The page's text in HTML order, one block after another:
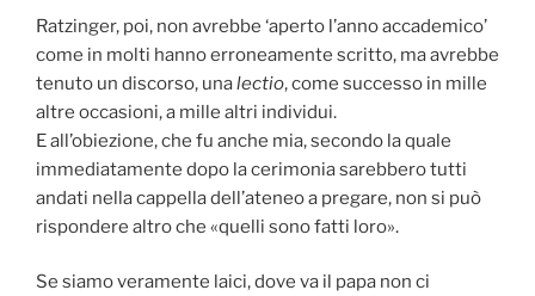
Ratzinger, poi, non avrebbe ‘aperto l’anno accademico’
come in molti hanno erroneamente scritto, ma avrebbe
tenuto un discorso, unalectio, come successo in mille
altre occasioni, a mille altri individui.
E all’obiezione, che fu anche mia, secondo la quale
immediatamente dopo la cerimonia sarebbero tutti
andati nella cappella dell’ateneo a pregare, non si può
rispondere altro che «quelli sono fatti loro».
Se siamo veramente laici, dove va il papa non ci